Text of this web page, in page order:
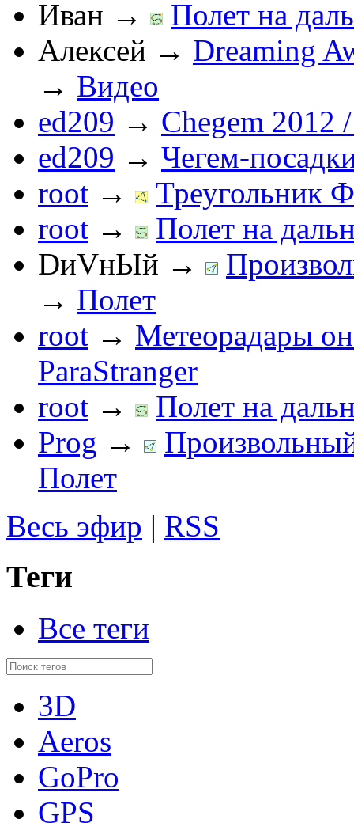
Иван →
Полет на
Алексей → Dreaming
→ Видео
ed209 → Chegem 2012
ed209 → Чегем-
root →
Треугольник
root →
Полет на
DиVнЫй →
→ Полет
root → Метеорадары
ParaStranger
root →
Полет на
Prog →
Полет
Весь эфир | RSS
Теги
Все теги
3D
Aeros
GoPro
GPS